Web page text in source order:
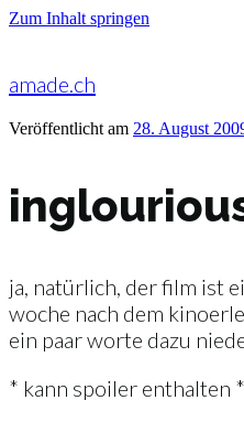
Zum Inhalt springen
amade.ch
Veröffentlicht am 28. August
ja, natürlich, der film ist
woche nach dem
ein paar worte dazu
* kann spoiler enthalten *